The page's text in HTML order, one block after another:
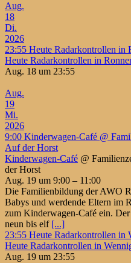
Aug.
18
Di.
2026
23:55 Heute Radarkontrollen in
Heute Radarkontrollen in
Aug. 18 um 23:55
Aug.
19
Mi.
2026
9:00 Kinderwagen-Café @
Auf der Horst
Kinderwagen-Café @
der Horst
Aug. 19 um 9:00 – 11:00
Die Familienbildung der AWO
Babys und werdende Eltern im
zum Kinderwagen-Café ein.
neun bis elf [...]
23:55 Heute Radarkontrollen in
Heute Radarkontrollen in
Aug. 19 um 23:55